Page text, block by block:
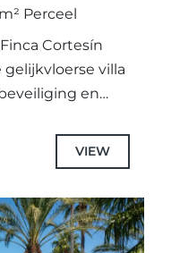
Perceel
Cortesín
villa
en
ligt op een
VIEW